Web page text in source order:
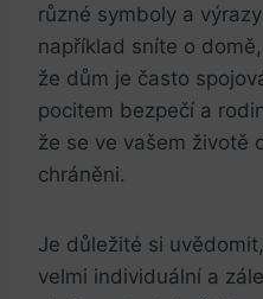
různé symboly a
například sníte o
že dům je často
pocitem bezpečí a
že se ve vašem životě
chráněni.
Je důležité si
velmi individuální a